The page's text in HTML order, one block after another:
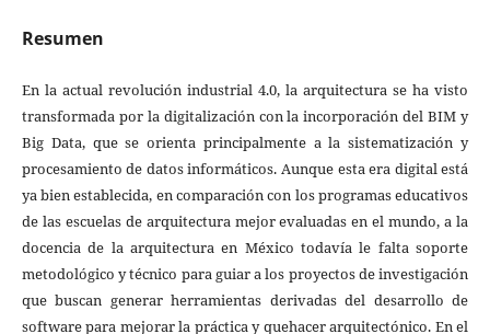
Resumen
En la actual revolución industrial 4.0, la arquitectura se ha visto
transformada por la digitalización con la incorporación del BIM y
Big Data, que se orienta principalmente a la sistematización y
procesamiento de datos informáticos. Aunque esta era digital está
ya bien establecida, en comparación con los programas educativos
de las escuelas de arquitectura mejor evaluadas en el mundo, a la
docencia de la arquitectura en México todavía le falta soporte
metodológico y técnico para guiar a los proyectos de investigación
que buscan generar herramientas derivadas del desarrollo de
software para mejorar la práctica y quehacer arquitectónico. En el